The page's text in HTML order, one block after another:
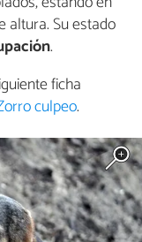
altura. Su estado
.
ficha
culpeo.